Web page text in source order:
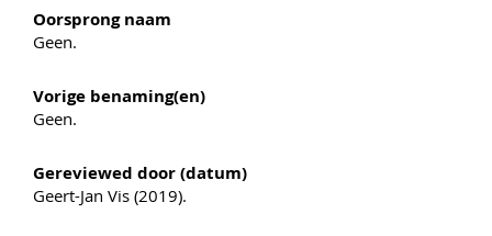
Oorsprong naam
Geen.
Vorige benaming(en)
Geen.
Gereviewed door (datum)
Geert-Jan Vis (2019).